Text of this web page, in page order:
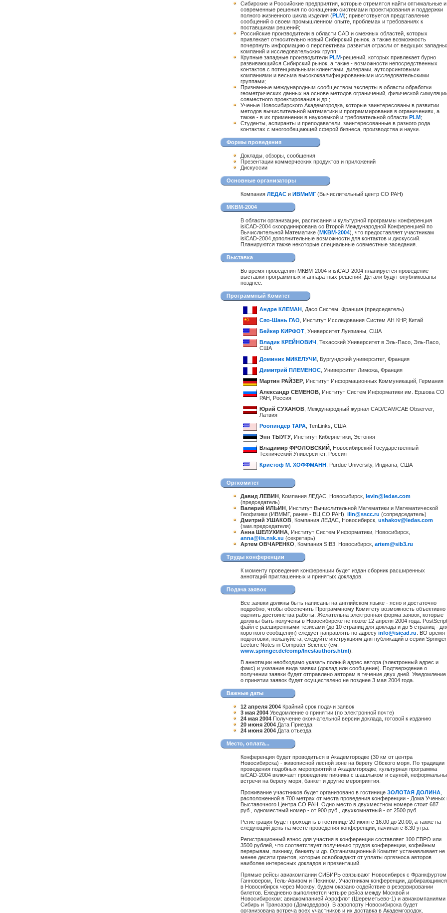
Сибирские и Российские предприятия, которые стремятся найти оптимальные и
современные решения по оснащению системами проектирования и поддержки
полного жизненного цикла изделия (PLM); приветствуется представление
сообщений о своем промышленном опыте, проблемах и требованиях к
поставщикам решений;
Российские производители в области CAD и смежных областей, которых
привлекает относительно новый Сибирский рынок, а также возможность
почерпнуть информацию о перспективах развития отрасли от ведущих
компаний и исследовательских групп;
Крупные западные производители PLM-решений, которых привлекает бурно
развивающийся Сибирский рынок, а также - возможности непосредственных
контактов с потенциальными клиентами, дилерами, аутсорсинговыми
компаниями и весьма высококвалифицированными исследовательскими
группами;
Признанные международным сообществом эксперты в области обработки
геометрических данных на основе методов ограничений, физической
совместного проектирования и др.;
Ученые Новосибирского Академгородка, которые заинтересованы в развитии
методов вычислительной математики и программирования в ограничениях, а
также - в их применении в наукоемкой и требовательной области PLM;
Студенты, аспиранты и преподаватели, заинтересованные в разного рода
контактах с многообещающей сферой бизнеса, производства и науки.
Формы проведения
Доклады, обзоры, сообщения
Презентации коммерческих продуктов и приложений
Дискуссии
Основные организаторы
Компания ЛЕДАС и ИВМиМГ (Вычислительный центр СО РАН)
МКВМ-2004
В области организации, расписания и культурной программы конференция
isiCAD-2004 скоординирована со Второй Международной Конференцией по
Вычислительной Математике (МКВМ-2004), что предоставляет участникам
isiCAD-2004 дополнительные возможности для контактов и дискуссий.
Планируются также некоторые специальные совместные заседания.
Выставка
Во время проведения МКВМ-2004 и isiCAD-2004 планируется проведение
выставки программных и аппаратных решений. Детали будут опубликованы
позднее.
Программный Комитет
Андре КЛЕМАН , Дасо Систем, Франция (председатель)
Сяо-Шань ГАО , Институт Исследования Систем АН КНР, Китай
Бейкер КИРФОТ , Университет Луизианы, США
Владик КРЕЙНОВИЧ , Техасский Университет в Эль-Пасо, Эль-Пасо,
США
Доминик МИКЕЛУЧИ , Бургундский университет, Франция
Димитрий ПЛЕМЕНОС , Университет Лиможа, Франция
Мартин РАЙЗЕР , Институт Информационных Коммуникаций, Германия
Александр СЕМЕНОВ , Институт Систем Информатики им. Ершова СО
РАН, Россия
Юрий СУХАНОВ , Международный журнал CAD/CAM/CAE Observer,
Латвия
Роопиндер ТАРА , TenLinks, США
Энн ТЫУГУ , Институт Кибернетики, Эстония
Владимир ФРОЛОВСКИЙ , Новосибирский Государственный
Технический Университет, Россия
Кристоф М. ХОФФМАНН , Purdue University, Индиана, США
Оргкомитет
Давид ЛЕВИН , Компания ЛЕДАС, Новосибирск, levin@ledas.com
(председатель)
Валерий ИЛЬИН , Институт Вычислительной Математики и Математической
Геофизики (ИВММГ, ранее - ВЦ СО РАН), ilin@sscc.ru (сопредседатель)
Дмитрий УШАКОВ , Компания ЛЕДАС, Новосибирск, ushakov@ledas.com
(зам.председателя)
Анна ШЕЛУХИНА , Институт Систем Информатики, Новосибирск,
anna@iis.nsk.su (секретарь)
Артем ОВЧАРЕНКО , Компания SIB3, Новосибирск, artem@sib3.ru
Труды конференции
К моменту проведения конференции будет издан сборник расширенных
аннотаций приглашенных и принятых докладов.
Подача заявок
Все заявки должны быть написаны на английском языке - ясно и достаточно
подробно, чтобы обеспечить Программному Комитету возможность объективно
оценить достоинства работы. Желательна электронная форма заявок, которые
должны быть получены в Новосибирске не позже 12 апреля 2004 года.
файл с расширенными тезисами (до 10 страниц для доклада и до 5 страниц -
короткого сообщения) следует направлять по адресу info@isicad.ru . ВО время
подготовки, пожалуйста, следуйте инструкциям для публикаций в серии Springer
Lecture Notes in Computer Science (см.
www.springer.de/comp/lncs/authors.html).
В аннотации необходимо указать полный адрес автора (электронный адрес и
факс) и указание вида заявки (доклад или сообщение). Подтверждение о
получении заявки будет отправлено авторам в течение двух дней. Уведомление
о принятии заявок будет осуществлено не позднее 3 мая 2004 года.
Важные даты
12 апреля 2004 Крайний срок подачи заявок
3 мая 2004 Уведомление о принятии (по электронной почте)
24 мая 2004 Получение окончательной версии доклада, готовой к изданию
20 июня 2004 Дата Приезда
24 июня 2004 Дата отъезда
Место, оплата...
Конференция будет проводиться в Академгородке (30 км от центра
Новосибирска) - живописной лесной зоне на берегу Обского моря. По традиции
проведения подобных мероприятий в Академгородке, культурная программа
isiCAD-2004 включает проведение пикника с шашлыком и сауной,
встречи на берегу моря, банкет и другие мероприятия.
Проживание участников будет организовано в гостинице ЗОЛОТАЯ ДОЛИНА
расположенной в 700 метрах от места проведения конференции - Дома Ученых
Выставочного Центра СО РАН. Одно место в двухместном номере стоит 687
руб., одноместный номер - от 900 руб., двухкомнатный - от 2500 руб.
Регистрация будет проходить в гостинице 20 июня с 16:00 до 20:00, а также на
следующий день на месте проведения конференции, начиная с 8:30 утра.
Регистрационный взнос для участия в конференции составляет 100 ЕВРО или
3500 рублей, что соответствует получению трудов конференции, кофейным
перерывам, пикнику, банкету и др. Организационный Комитет устанавливает не
менее десяти грантов, которые освобождают от уплаты оргвзноса авторов
наиболее интересных докладов и презентаций.
Прямые рейсы авиакомпании СИБИРЬ связывают Новосибирск с Франкфуртом,
Ганновером, Тель-Авивом и Пекином. Участникам конференции, добирающимся
в Новосибирск через Москву, будем оказано содействие в резервировании
билетов. Ежедневно выполняется четыре рейса между Москвой и
Новосибирском: авиакомпанией Аэрофлот (Шереметьево-1) и авиакомпаниями
Сибирь и Трансаэро (Домодедово). В аэропорту Новосибирска будет
организована встреча всех участников и их доставка в Академгородок.